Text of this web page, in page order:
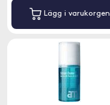
Lägg i varukorgen